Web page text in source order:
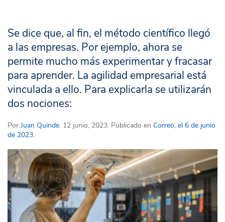
Se dice que, al fin, el método científico llegó
a las empresas. Por ejemplo, ahora se
permite mucho más experimentar y fracasar
para aprender. La agilidad empresarial está
vinculada a ello. Para explicarla se utilizarán
dos nociones:
Por Juan Quinde. 12 junio, 2023. Publicado en Correo, el 6 de junio
de 2023.